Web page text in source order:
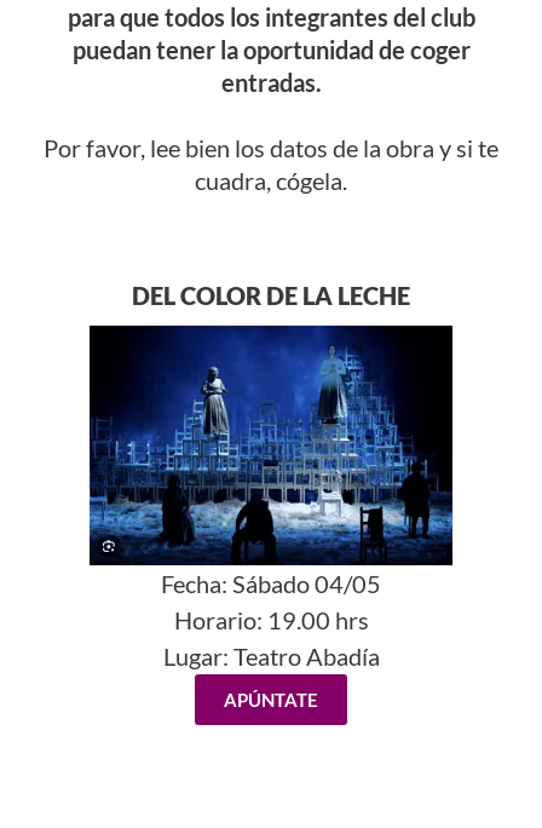
para que todos los integrantes del club
puedan tener la oportunidad de coger
entradas.
Por favor, lee bien los datos de la obra y si te
cuadra, cógela.
DEL COLOR DE LA LECHE
Fecha: Sábado 04/05
Horario: 19.00 hrs
Lugar: Teatro Abadía
APÚNTATE